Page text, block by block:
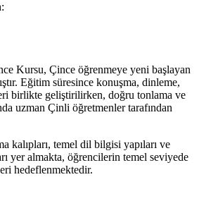
Kursu, Çince öğrenmeye yeni başlayan
Eğitim süresince konuşma, dinleme,
birlikte geliştirilirken, doğru tonlama ve
uzman Çinli öğretmenler tarafından
kalıpları, temel dil bilgisi yapıları ve
yer almakta, öğrencilerin temel seviyede
hedeflenmektedir.